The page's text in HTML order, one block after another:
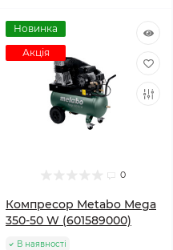
Новинка
Акція
0
Компресор Metabo Mega
350-50 W (601589000)
В наявності